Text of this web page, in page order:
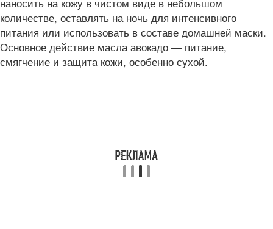
количестве, оставлять на ночь для интенсивного
питания или использовать в составе домашней маски.
Основное действие масла авокадо — питание,
смягчение и защита кожи, особенно сухой.